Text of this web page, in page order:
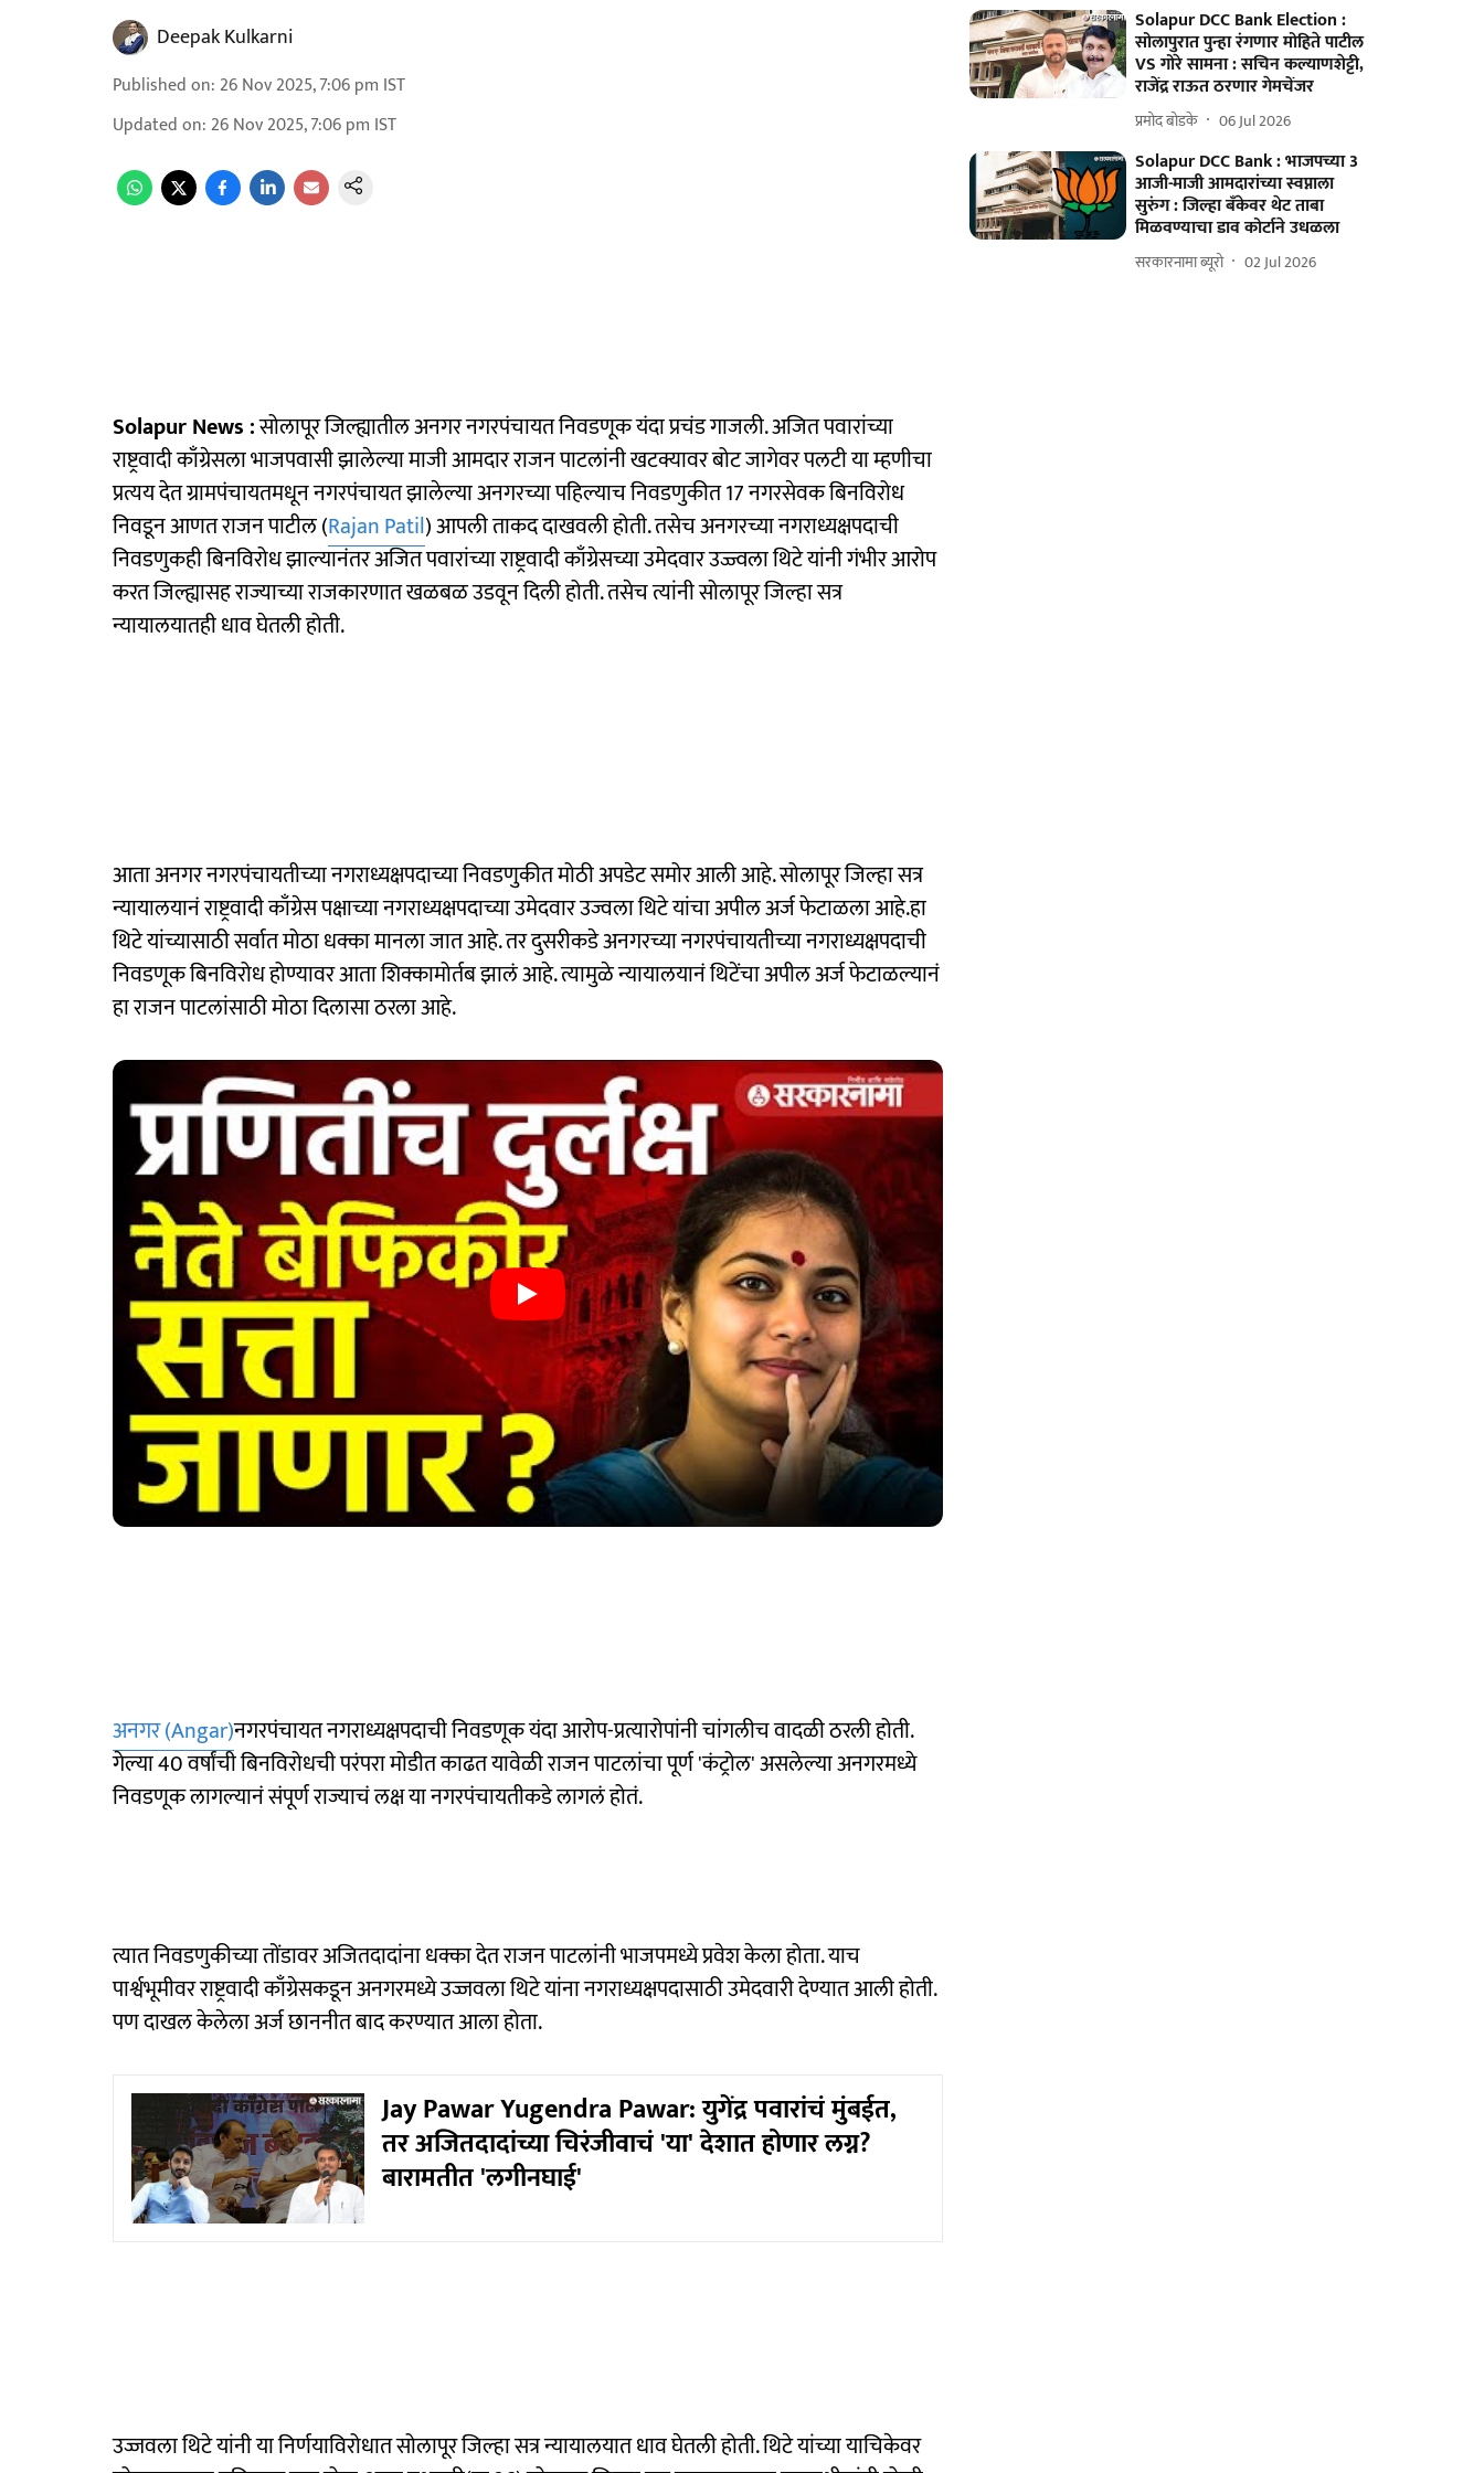
Deepak Kulkarni
Published on: 26 Nov 2025, 7:06 pm IST
Updated on: 26 Nov 2025, 7:06 pm IST
Solapur News :सोलापूर जिल्ह्यातील अनगर नगरपंचायत निवडणूक यंदा प्रचंड गाजली. अजित पवारांच्या
राष्ट्रवादी काँग्रेसला भाजपवासी झालेल्या माजी आमदार राजन पाटलांनी खटक्यावर बोट जागेवर पलटी या म्हणीचा
प्रत्यय देत ग्रामपंचायतमधून नगरपंचायत झालेल्या अनगरच्या पहिल्याच निवडणुकीत 17 नगरसेवक बिनविरोध
निवडून आणत राजन पाटील (Rajan Patil) आपली ताकद दाखवली होती. तसेच अनगरच्या नगराध्यक्षपदाची
निवडणुकही बिनविरोध झाल्यानंतर अजित पवारांच्या राष्ट्रवादी काँग्रेसच्या उमेदवार उज्ज्वला थिटे यांनी गंभीर आरोप
करत जिल्ह्यासह राज्याच्या राजकारणात खळबळ उडवून दिली होती. तसेच त्यांनी सोलापूर जिल्हा सत्र
न्यायालयातही धाव घेतली होती.
आता अनगर नगरपंचायतीच्या नगराध्यक्षपदाच्या निवडणुकीत मोठी अपडेट समोर आली आहे. सोलापूर जिल्हा सत्र
न्यायालयानं राष्ट्रवादी काँग्रेस पक्षाच्या नगराध्यक्षपदाच्या उमेदवार उज्वला थिटे यांचा अपील अर्ज फेटाळला आहे.हा
थिटे यांच्यासाठी सर्वात मोठा धक्का मानला जात आहे. तर दुसरीकडे अनगरच्या नगरपंचायतीच्या नगराध्यक्षपदाची
निवडणूक बिनविरोध होण्यावर आता शिक्कामोर्तब झालं आहे. त्यामुळे न्यायालयानं थिटेंचा अपील अर्ज फेटाळल्यानं
हा राजन पाटलांसाठी मोठा दिलासा ठरला आहे.
अनगर (Angar)नगरपंचायत नगराध्यक्षपदाची निवडणूक यंदा आरोप-प्रत्यारोपांनी चांगलीच वादळी ठरली होती.
गेल्या 40 वर्षांची बिनविरोधची परंपरा मोडीत काढत यावेळी राजन पाटलांचा पूर्ण 'कंट्रोल' असलेल्या अनगरमध्ये
निवडणूक लागल्यानं संपूर्ण राज्याचं लक्ष या नगरपंचायतीकडे लागलं होतं.
त्यात निवडणुकीच्या तोंडावर अजितदादांना धक्का देत राजन पाटलांनी भाजपमध्ये प्रवेश केला होता. याच
पार्श्वभूमीवर राष्ट्रवादी काँग्रेसकडून अनगरमध्ये उज्जवला थिटे यांना नगराध्यक्षपदासाठी उमेदवारी देण्यात आली होती.
पण दाखल केलेला अर्ज छाननीत बाद करण्यात आला होता.
Jay Pawar Yugendra Pawar: युगेंद्र पवारांचं मुंबईत,
तर अजितदादांच्या चिरंजीवाचं 'या' देशात होणार लग्न?
बारामतीत 'लगीनघाई'
उज्जवला थिटे यांनी या निर्णयाविरोधात सोलापूर जिल्हा सत्र न्यायालयात धाव घेतली होती. थिटे यांच्या याचिकेवर
Solapur DCC Bank Election :
सोलापुरात पुन्हा रंगणार मोहिते पाटील
VS गोरे सामना : सचिन कल्याणशेट्टी,
राजेंद्र राऊत ठरणार गेमचेंजर
प्रमोद बोडके 06 Jul 2026
Solapur DCC Bank : भाजपच्या 3
आजी-माजी आमदारांच्या स्वप्नाला
सुरुंग : जिल्हा बँकेवर थेट ताबा
मिळवण्याचा डाव कोर्टाने उधळला
सरकारनामा ब्यूरो 02 Jul 2026